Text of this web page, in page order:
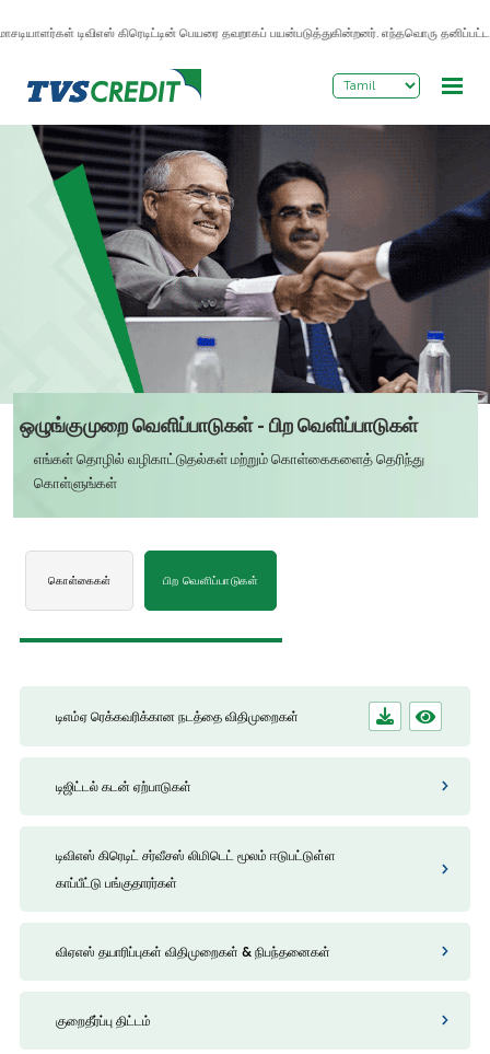
டிவிஎஸ் கிரெடிட்டின் பெயரை தவறாகப் பயன்படுத்துகின்றனர். எந்தவொரு
ஒழுங்குமுறை வெளிப்பாடுகள் - பிற வெளிப்பாடுகள்
எங்கள் தொழில் வழிகாட்டுதல்கள் மற்றும் கொள்கைகளைத் தெரிந்து
கொள்ளுங்கள்
கொள்கைகள் பிற வெளிப்பாடுகள்
டிஎம்ஏ ரெக்கவரிக்கான நடத்தை விதிமுறைகள்
டிஜிட்டல் கடன் ஏற்பாடுகள்
டிவிஎஸ் கிரெடிட் சர்வீசஸ் லிமிடெட் மூலம் ஈடுபட்டுள்ள
காப்பீட்டு பங்குதாரர்கள்
விஏஎஸ் தயாரிப்புகள் விதிமுறைகள் & நிபந்தனைகள்
குறைதீர்ப்பு திட்டம்